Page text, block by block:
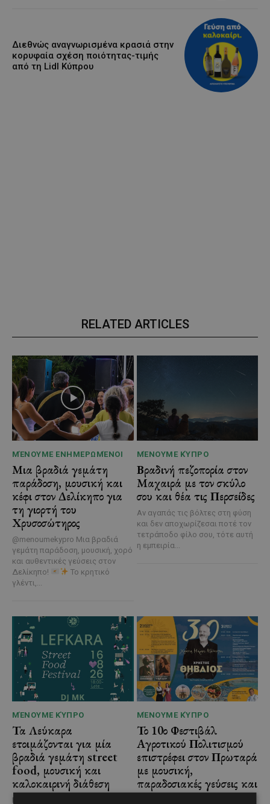
Διεθνώς αναγνωρισμένα κρασιά στην
κορυφαία σχέση ποιότητας-τιμής
από τη Lidl Κύπρου
RELATED ARTICLES
ΜΈΝΟΥΜΕ ΕΝΗΜΕΡΩΜΈΝΟΙ
Μια βραδιά γεμάτη
παράδοση, μουσική και
κέφι στον Δελίκηπο για
τη γιορτή του
Χρυσοσώτηρος
@menoumekypro Μια βραδιά
γεμάτη παράδοση, μουσική, χορό
και αυθεντικές γεύσεις στον
Δελίκηπο!
Το κρητικό
γλέντι,...
ΜΈΝΟΥΜΕ ΚΎΠΡΟ
Βραδινή πεζοπορία στον
Μαχαιρά με τον σκύλο
σου και θέα τις Περσείδες
Αν αγαπάς τις βόλτες στη φύση
και δεν αποχωρίζεσαι ποτέ τον
τετράποδο φίλο σου, τότε αυτή
η εμπειρία...
ΜΈΝΟΥΜΕ ΚΎΠΡΟ
Τα Λεύκαρα
ετοιμάζονται για μία
βραδιά γεμάτη street
food, μουσική και
καλοκαιρινή διάθεση
Μία από τις πιο γευστικές
ΜΈΝΟΥΜΕ ΚΎΠΡΟ
Το 10ο Φεστιβάλ
Αγροτικού Πολιτισμού
επιστρέφει στον Πρωταρά
με μουσική,
παραδοσιακές γεύσεις και
πλούσιο πρόγραμμα